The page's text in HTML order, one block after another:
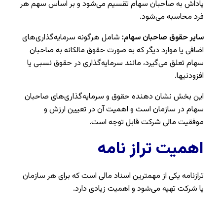
پاداش به صاحبان سهام تقسیم می‌شود و بر اساس سهم هر
فرد محاسبه می‌شود.
سایر حقوق صاحبان سهام: شامل هرگونه سرمایه‌گذاری‌های
اضافی یا موارد دیگر که به صورت حقوق مالکانه به صاحبان
سهام تعلق می‌گیرد، مانند سرمایه‌گذاری در حقوق نسبی یا
افزودنیها.
این بخش نشان دهنده حقوق و سرمایه‌گذاری‌های صاحبان
سهام در سازمان است و اهمیت آن در تعیین ارزش و
موفقیت مالی شرکت قابل توجه است.
اهمیت تراز نامه
ترازنامه یکی از مهمترین اسناد مالی است که برای هر سازمان
یا شرکت تهیه می‌شود و اهمیت زیادی دارد.